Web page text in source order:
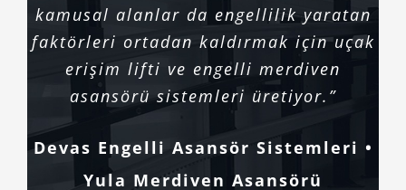
kamusal alanlar da engellilik yaratan
faktörleri ortadan kaldırmak için uçak
erişim lifti ve engelli merdiven
asansörü sistemleri üretiyor.”
Devas Engelli Asansör Sistemleri •
Yula Merdiven Asansörü